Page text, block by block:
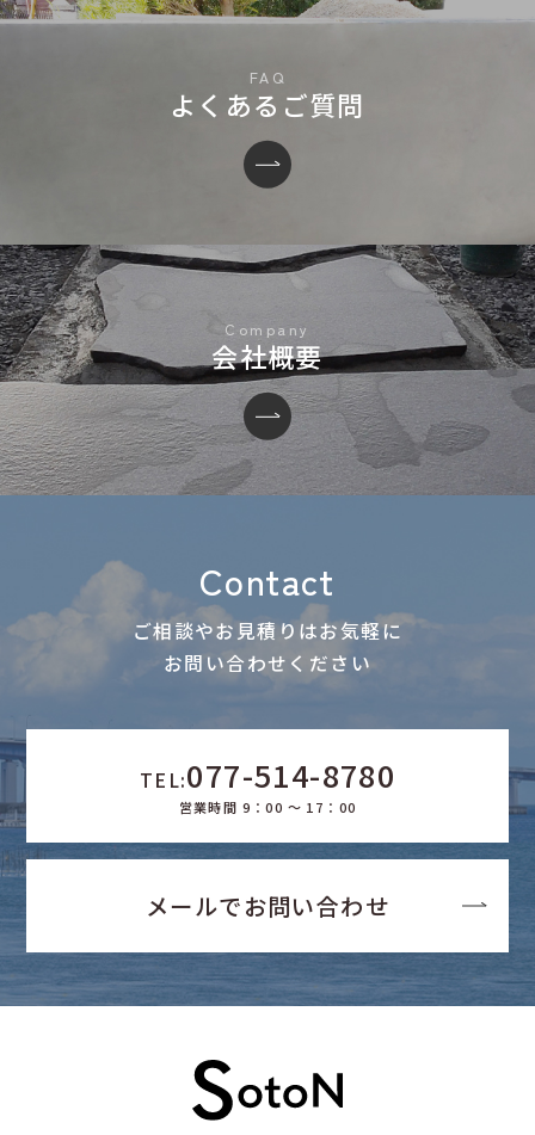
よくあるご質問
会社概要
Contact
ご相談やお見積りはお気軽に
お問い合わせください
TEL:077-514-8780
営業時間 9：00 ～ 17：00
メールでお問い合わせ